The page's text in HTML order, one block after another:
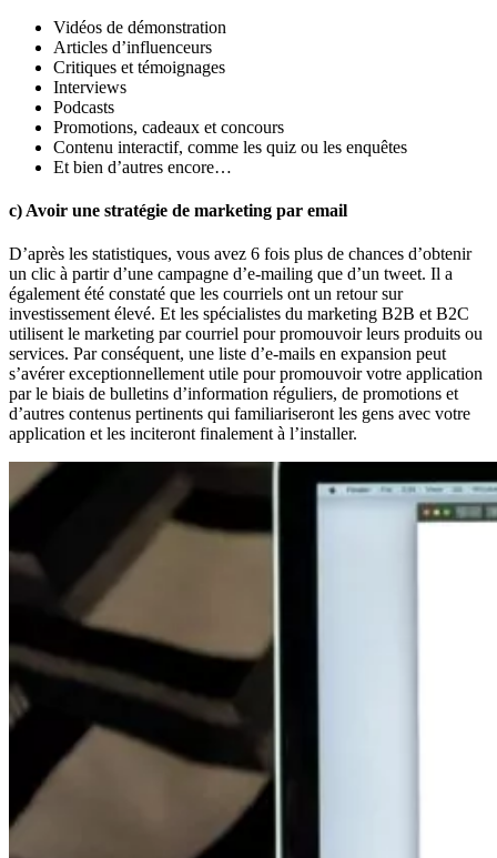
Vidéos de démonstration
Articles d’influenceurs
Critiques et témoignages
Interviews
Podcasts
Promotions, cadeaux et concours
Contenu interactif, comme les quiz ou les enquêtes
Et bien d’autres encore…
c) Avoir une stratégie de marketing par email
D’après les statistiques, vous avez 6 fois plus de chances d’obtenir
un clic à partir d’une campagne d’e-mailing que d’un tweet. Il a
également été constaté que les courriels ont un retour sur
investissement élevé. Et les spécialistes du marketing B2B et B2C
utilisent le marketing par courriel pour promouvoir leurs produits ou
services. Par conséquent, une liste d’e-mails en expansion peut
s’avérer exceptionnellement utile pour promouvoir votre application
par le biais de bulletins d’information réguliers, de promotions et
d’autres contenus pertinents qui familiariseront les gens avec votre
application et les inciteront finalement à l’installer.